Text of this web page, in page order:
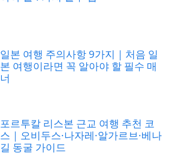
일본 여행 주의사항 9가지｜처음 일
본 여행이라면 꼭 알아야 할 필수 매
너
포르투칼 리스본 근교 여행 추천 코
스｜오비두스·나자레·알가르브·베나
길 동굴 가이드